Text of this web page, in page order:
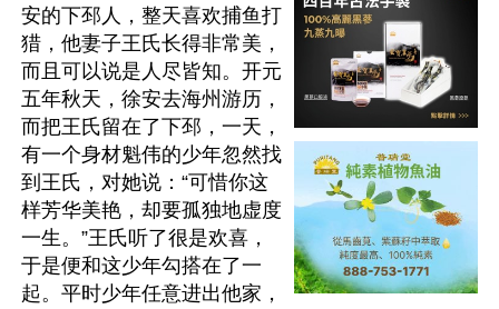
安的下邳人，整天喜欢捕鱼打
猎，他妻子王氏长得非常美，
而且可以说是人尽皆知。开元
五年秋天，徐安去海州游历，
而把王氏留在了下邳，一天，
有一个身材魁伟的少年忽然找
到王氏，对她说：“可惜你这
样芳华美艳，却要孤独地虚度
一生。”王氏听了很是欢喜，
于是便和这少年勾搭在了一
起。平时少年任意进出他家，